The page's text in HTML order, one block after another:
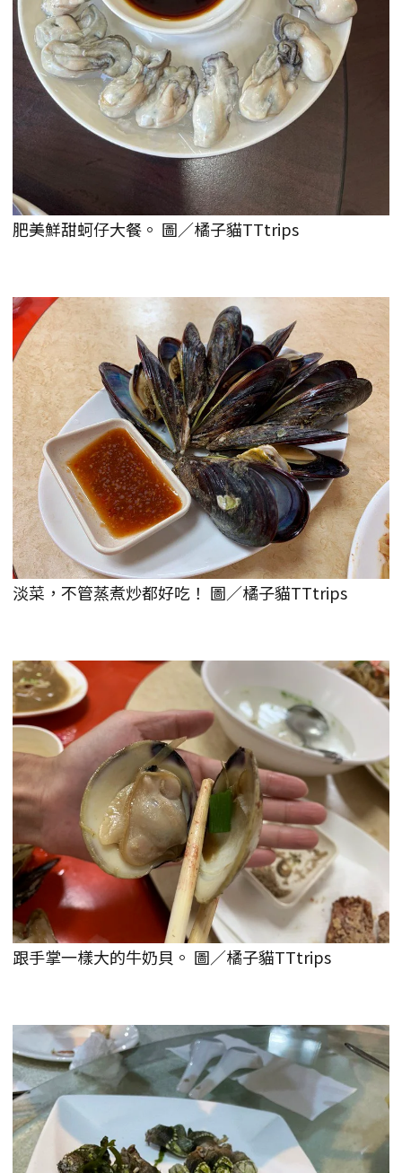
肥美鮮甜蚵仔大餐。 圖／橘子貓TTtrips
淡菜，不管蒸煮炒都好吃！ 圖／橘子貓TTtrips
跟手掌一樣大的牛奶貝。 圖／橘子貓TTtrips